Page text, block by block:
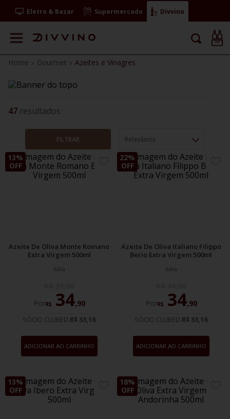
Eletro & Bazar Supermercado Divvino
Gourmet Azeites e Vinagres
47
FILTRAR Relevância
13%
OFF
ADICIONE
FAVORITOS
Azeite De Oliva Monte Romano
Extra Virgem 500ml
Itália
PorR$ 34,90
SÓCIO CLUBED:R$ 33,16
ADICIONAR AO CARRINHO
22%
OFF
Azeite De Oliva Italiano Filippo
Berio Extra Virgem 500ml
Itália
PorR$ 34,90
SÓCIO CLUBED:R$ 33,16
ADICIONAR AO CARRINHO
13%
OFF
ADICIONE
18%
OFF